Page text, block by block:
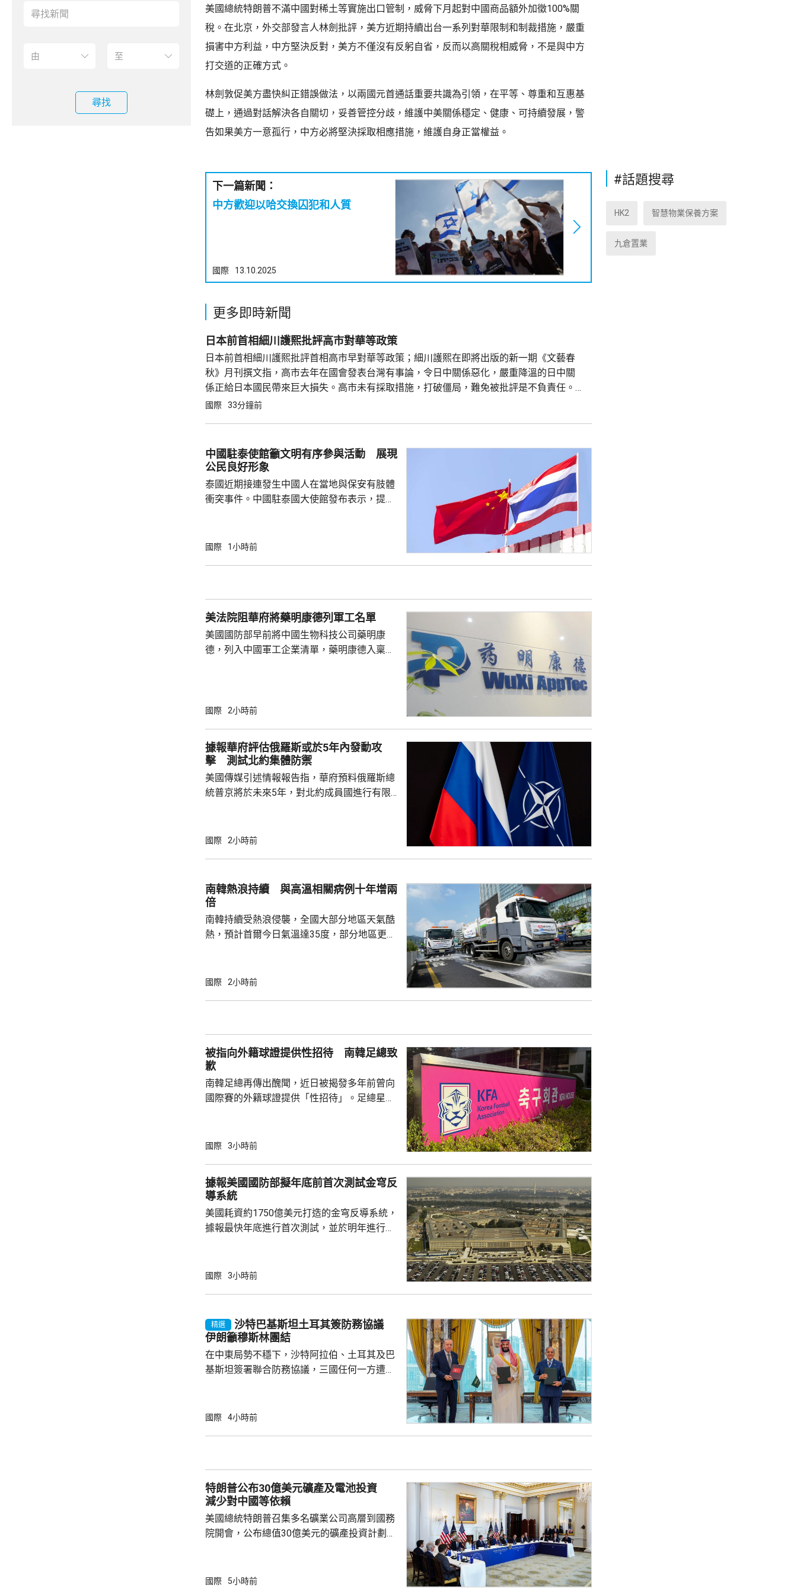
尋找
美國總統特朗普不滿中國對稀土等實施出口管制，威脅下月起對中國商品額外加徵100%關
稅。在北京，外交部發言人林劍批評，美方近期持續出台一系列對華限制和制裁措施，嚴重
損害中方利益，中方堅決反對，美方不僅沒有反躬自省，反而以高關稅相威脅，不是與中方
打交道的正確方式。
林劍敦促美方盡快糾正錯誤做法，以兩國元首通話重要共識為引領，在平等、尊重和互惠基
礎上，通過對話解決各自關切，妥善管控分歧，維護中美關係穩定、健康、可持續發展，警
告如果美方一意孤行，中方必將堅決採取相應措施，維護自身正當權益。
下一篇新聞：
中方歡迎以哈交換囚犯和人質
國際 13.10.2025
更多即時新聞
日本前首相細川護熙批評高市對華等政策
日本前首相細川護熙批評首相高市早對華等政策；細川護熙在即將出版的新一期《文藝春
秋》月刊撰文指，高市去年在國會發表台灣有事論，令日中關係惡化，嚴重降溫的日中關
係正給日本國民帶來巨大損失。高市未有採取措施，打破僵局，難免被批評是不負責任。
他認為，高市在與美國總統特朗普會面時顯得過於興奮，在處理對美中的距離感和如何保
國際 33分鐘前
中國駐泰使館籲文明有序參與活動 展現
公民良好形象
泰國近期接連發生中國人在當地與保安有肢體
衝突事件。中國駐泰國大使館發布表示，提醒
定，文明旅遊、禮貌待人，展現中國公民良好
場、拍攝、攜帶物品等要求，如發生糾紛或合
法權益受到侵害，應保持冷靜，依法理性維...
國際 1小時前
美法院阻華府將藥明康德列軍工名單
美國國防部早前將中國生物科技公司藥明康
德，列入中國軍工企業清單，藥明康德入稟法
決表示歡迎，認為此舉減輕公司被列入名單所
里巴巴、百度及比亞迪等中國企業，列為支援
中國軍方的實體，多間被列入名單的公司事...
國際 2小時前
據報華府評估俄羅斯或於5年內發動攻
擊 測試北約集體防禦
美國傳媒引述情報報告指，華府預料俄羅斯總
統普京將於未來5年，對北約成員國進行有限
性，包括網絡攻擊或小規模入侵等，最有可能
地結束烏克蘭戰事的方式，便可能會升級對北
約的衝突。 北約拒絕置評，只表示一直評估不
同情況，準備好在必要時作出防衛和威...
國際 2小時前
南韓熱浪持續 與高溫相關病例十年增兩
倍
南韓持續受熱浪侵襲，全國大部分地區天氣酷
熱，預計首爾今日氣溫達35度，部分地區更高
天氣。 高溫天氣可能引致健康問題。南韓當局
落，但仍有638宗。與高溫天氣有關的死亡病
例亦有所增加，...
國際 2小時前
被指向外籍球證提供性招待 南韓足總致
歉
南韓足總再傳出醜聞，近日被揭發多年前曾向
國際賽的外籍球證提供「性招待」。足總星期
革，保證加強組織內部的透明度和誠信，以滿
月至翌年3月期間，曾在首爾、蔚山等地的風
俗場所，向十多名外籍球證提供「性招待」，
每人涉及的費用由數十萬至近百萬韓...
國際 3小時前
據報美國國防部擬年底前首次測試金穹反
導系統
美國耗資約1750億美元打造的金穹反導系統，
據報最快年底進行首次測試，並於明年進行飛
年進行兩次飛行測試，將攔截器發射到空中目
行篩選。消息人士指，如果年底前順利完成地
面測試，政府會向相關公司支付6000萬美元，
預料美國太空部隊會由...
國際 3小時前
精選
沙特巴基斯坦土耳其簽防務協議
伊朗籲穆斯林團結
在中東局勢不穩下，沙特阿拉伯、土耳其及巴
基斯坦簽署聯合防務協議，三國任何一方遭受
伊朗支持的也門胡塞武裝攻擊。有沙特官員表
家和伊斯蘭合作組織都表示歡迎協議。不過伊
朗議會的國家安全與外交政策委員會...
國際 4小時前
特朗普公布30億美元礦產及電池投資
減少對中國等依賴
美國總統特朗普召集多名礦業公司高層到國務
院開會，公布總值30億美元的礦產投資計劃，
加強經濟穩定與安全，重新奪回美國作為世界
國際 5小時前
#話題搜尋
HK2 智慧物業保養方案
九倉置業